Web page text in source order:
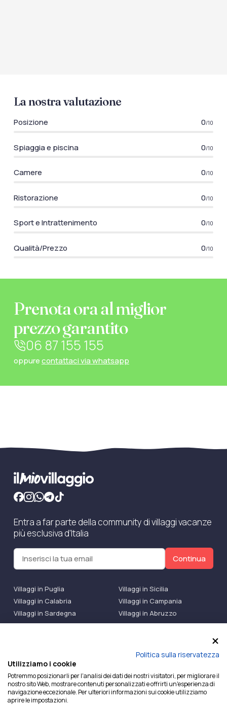
La nostra valutazione
Posizione 0/10
Spiaggia e piscina 0/10
Camere 0/10
Ristorazione 0/10
Sport e Intrattenimento 0/10
Qualità/Prezzo 0/10
Prenota ora al miglior
prezzo garantito
06 87 155 155
oppurecontattaci via whatsapp
Entra a far parte della community di villaggi vacanze
più esclusiva d'Italia
Continua
Villaggi in Puglia
Villaggi in Sicilia
Villaggi in Calabria
Villaggi in Campania
Villaggi in Sardegna
Villaggi in Abruzzo
Villaggi Bluserena
Villaggi TH Resort
Ilmiovillaggio è un marchio di Ekiwi S.r.l.
Licenza Agenzia Viaggi e Turismo n° 2015/0133251 del
26/02/2015 e coperta da RC per Agenzia di Viaggi n°
OX00081147 REVO Specialty LiabilityXTravel Agencies.
Politica sulla riservatezza
Utilizziamo i cookie
Potremmo posizionarli per l'analisi dei dati dei nostri visitatori, per migliorare il
nostro sito Web, mostrare contenuti personalizzati e offrirti un'esperienza di
navigazione eccezionale. Per ulteriori informazioni sui cookie utilizziamo
aprire le impostazioni.